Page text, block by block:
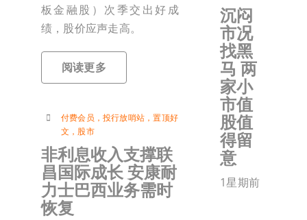
板金融股）次季交出好成
绩，股价应声走高。
阅读更多
付费会员 ， 投行放哨站 ，置顶好
文 ， 股市
非利息收入支撑联
昌国际成长 安康耐
力士巴西业务需时
恢复
沉闷
市况
找黑
马 两
家小
市值
股值
得留
意
1星期前